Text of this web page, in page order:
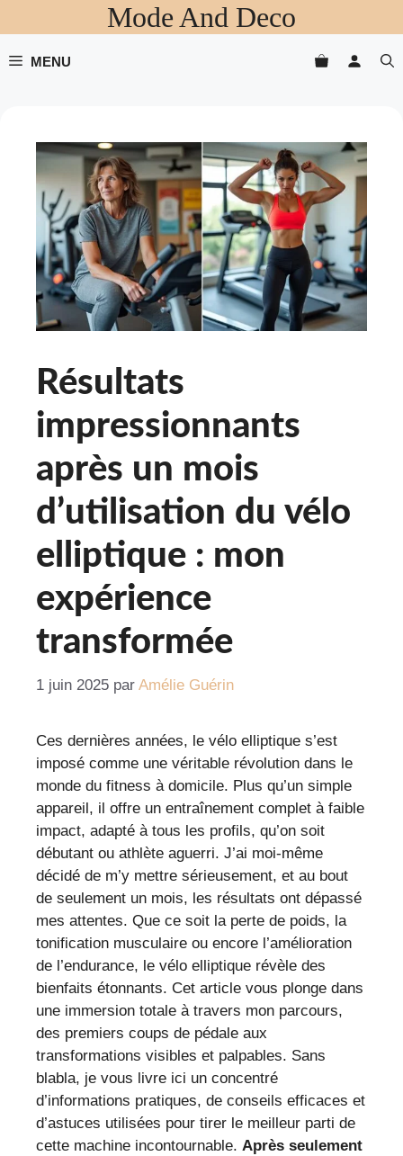
au
contenu
Mode And Deco
MENU
Résultats
impressionnants
après un mois
d’utilisation du vélo
elliptique : mon
expérience
transformée
1 juin 2025 par Amélie Guérin
Ces dernières années, le vélo elliptique s’est
imposé comme une véritable révolution dans le
monde du fitness à domicile. Plus qu’un simple
appareil, il offre un entraînement complet à faible
impact, adapté à tous les profils, qu’on soit
débutant ou athlète aguerri. J’ai moi-même
décidé de m’y mettre sérieusement, et au bout
de seulement un mois, les résultats ont dépassé
mes attentes. Que ce soit la perte de poids, la
tonification musculaire ou encore l’amélioration
de l’endurance, le vélo elliptique révèle des
bienfaits étonnants. Cet article vous plonge dans
une immersion totale à travers mon parcours,
des premiers coups de pédale aux
transformations visibles et palpables. Sans
blabla, je vous livre ici un concentré
d’informations pratiques, de conseils efficaces et
d’astuces utilisées pour tirer le meilleur parti de
cette machine incontournable. Après seulement